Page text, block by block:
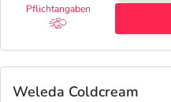
Pflichtangaben
Weleda Coldcream